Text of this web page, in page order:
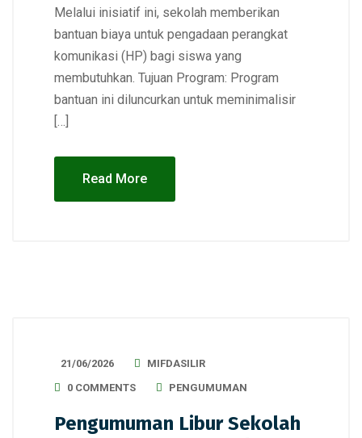
Melalui inisiatif ini, sekolah memberikan
bantuan biaya untuk pengadaan perangkat
komunikasi (HP) bagi siswa yang
membutuhkan. Tujuan Program: Program
bantuan ini diluncurkan untuk meminimalisir
[…]
Read More
21/06/2026
MIFDASILIR
0 COMMENTS
PENGUMUMAN
Pengumuman Libur Sekolah